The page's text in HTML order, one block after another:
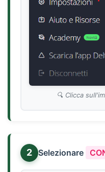
Clicca
2 Selezionare